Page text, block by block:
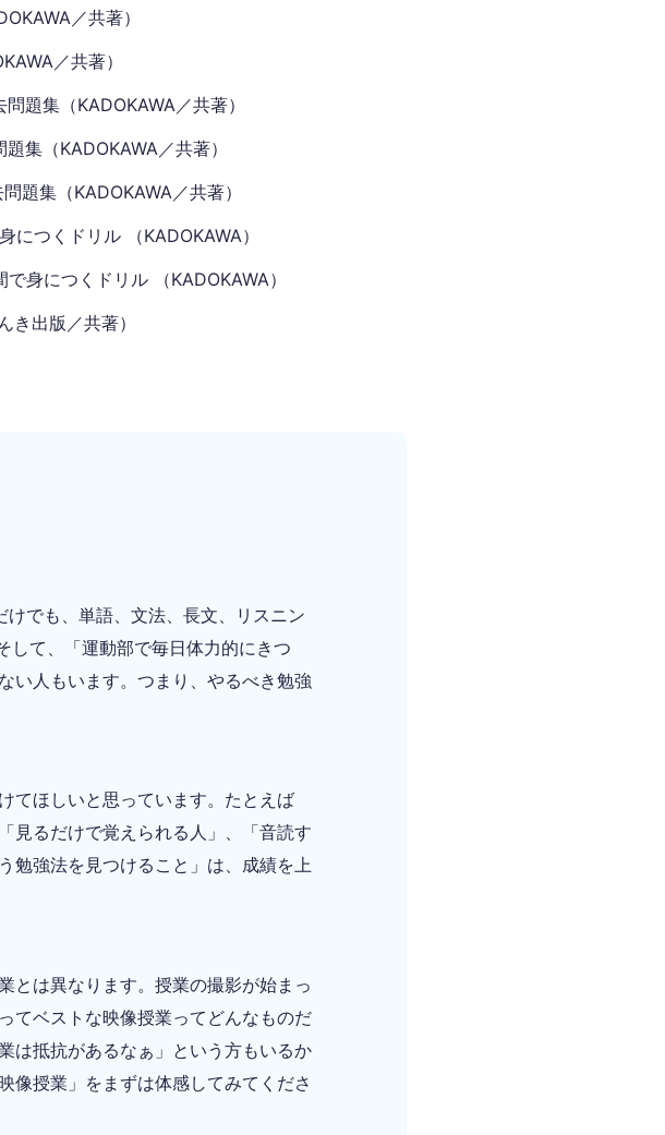
／共著）
／共著）
題集（KADOKAWA／共著）
集（KADOKAWA／共著）
題集（KADOKAWA／共著）
につくドリル （KADOKAWA）
身につくドリル （KADOKAWA）
出版／共著）
でも、単語、文法、長文、リスニン
て、「運動部で毎日体力的にきつ
い人もいます。つまり、やるべき勉強
てほしいと思っています。たとえば
見るだけで覚えられる人」、「音読す
勉強法を見つけること」は、成績を上
とは異なります。授業の撮影が始まっ
てベストな映像授業ってどんなものだ
は抵抗があるなぁ」という方もいるか
像授業」をまずは体感してみてくださ